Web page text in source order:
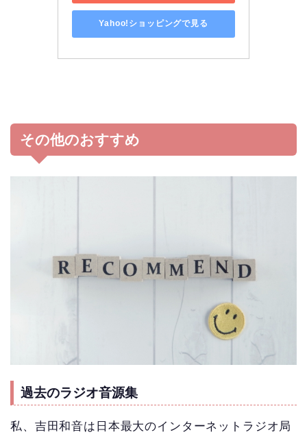
Yahoo!ショッピングで見る
その他のおすすめ
過去のラジオ音源集
私、吉田和音は日本最大のインターネットラジオ局